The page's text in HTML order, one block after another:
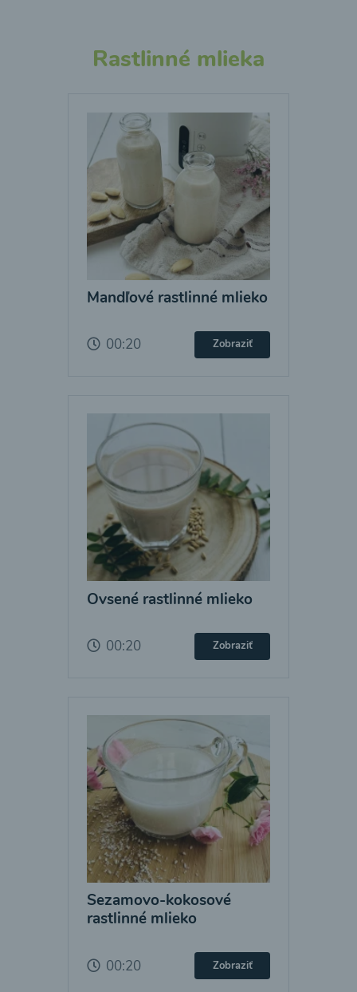
Rastlinné mlieka
Mandľové rastlinné mlieko
00:20 Zobraziť
Ovsené rastlinné mlieko
00:20 Zobraziť
Sezamovo-kokosové
rastlinné mlieko
00:20 Zobraziť